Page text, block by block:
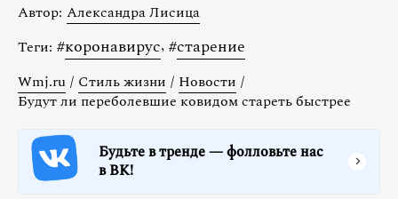
Автор: Александра Лисица
Теги: #коронавирус, #старение
Wmj.ru / Стиль жизни / Новости /
Будут ли переболевшие ковидом стареть быстрее
Будьте в тренде — фолловьте нас
в ВК!